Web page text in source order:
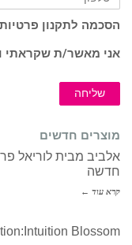
הסכמה לתקנון פרטיות
אני מאשר/ת שקראתי
שליחה
מוצרים חדשים
אלביב מבית לוריאל
חדשה
קרא עוד ←
Blossom